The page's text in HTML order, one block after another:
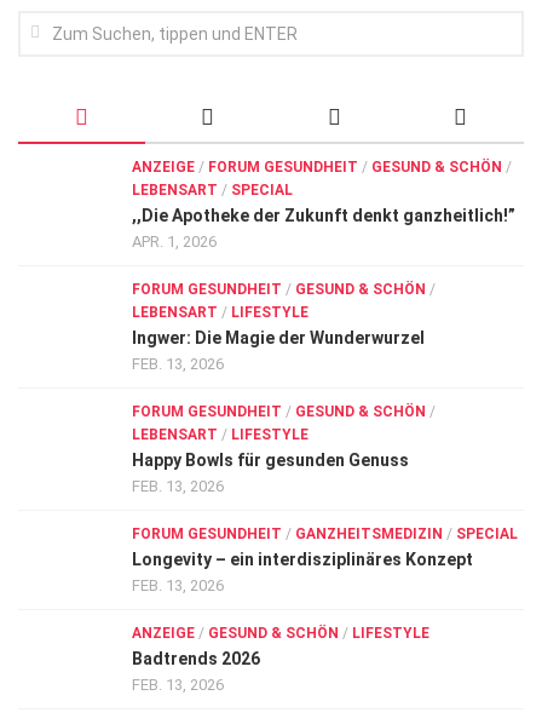
Hören
ANZEIGE / FORUM GESUNDHEIT / GESUND & SCHÖN /
LEBENSART / SPECIAL
,,Die Apotheke der Zukunft denkt ganzheitlich!”
APR. 1, 2026
FORUM GESUNDHEIT / GESUND & SCHÖN /
LEBENSART / LIFESTYLE
Ingwer: Die Magie der Wunderwurzel
FEB. 13, 2026
FORUM GESUNDHEIT / GESUND & SCHÖN /
LEBENSART / LIFESTYLE
Happy Bowls für gesunden Genuss
FEB. 13, 2026
FORUM GESUNDHEIT / GANZHEITSMEDIZIN / SPECIAL
Longevity – ein interdisziplinäres Konzept
FEB. 13, 2026
ANZEIGE / GESUND & SCHÖN / LIFESTYLE
Badtrends 2026
FEB. 13, 2026